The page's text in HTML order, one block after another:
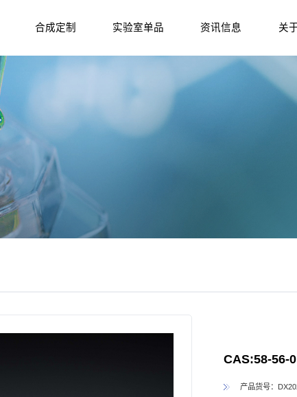
合成定制 实验室单品 资讯信息 关
CAS:58-56-
产品货号：